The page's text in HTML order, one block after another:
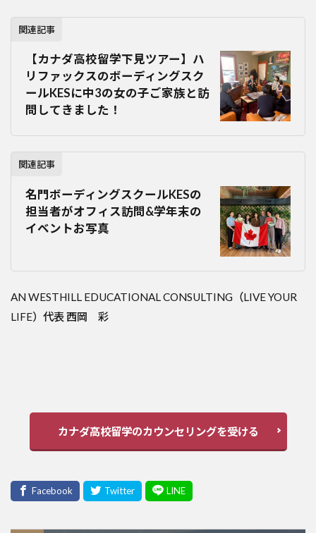
関連記事
【カナダ高校留学下見ツアー】ハ
リファックスのボーディングスク
ールKESに中3の女の子ご家族と訪
問してきました！
関連記事
名門ボーディングスクールKESの
担当者がオフィス訪問&学年末の
イベントお写真
AN WESTHILL EDUCATIONAL CONSULTING（LIVE YOUR
LIFE）代表 西岡 彩
カナダ高校留学のカウンセリングを受ける